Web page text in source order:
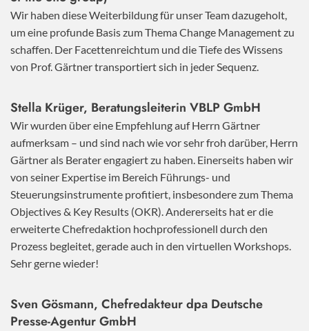
Wir haben diese Weiterbildung für unser Team dazugeholt,
um eine profunde Basis zum Thema Change Management zu
schaffen. Der Facettenreichtum und die Tiefe des Wissens
von Prof. Gärtner transportiert sich in jeder Sequenz.
Stella Krüger, Beratungsleiterin VBLP GmbH
Wir wurden über eine Empfehlung auf Herrn Gärtner
aufmerksam – und sind nach wie vor sehr froh darüber, Herrn
Gärtner als Berater engagiert zu haben. Einerseits haben wir
von seiner Expertise im Bereich Führungs- und
Steuerungsinstrumente profitiert, insbesondere zum Thema
Objectives & Key Results (OKR). Andererseits hat er die
erweiterte Chefredaktion hochprofessionell durch den
Prozess begleitet, gerade auch in den virtuellen Workshops.
Sehr gerne wieder!
Sven Gösmann, Chefredakteur dpa Deutsche
Presse-Agentur GmbH